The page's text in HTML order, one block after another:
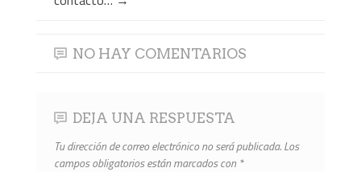
NO HAY COMENTARIOS
DEJA UNA RESPUESTA
Tu dirección de correo electrónico no será publicada.Los
campos obligatorios están marcados con *